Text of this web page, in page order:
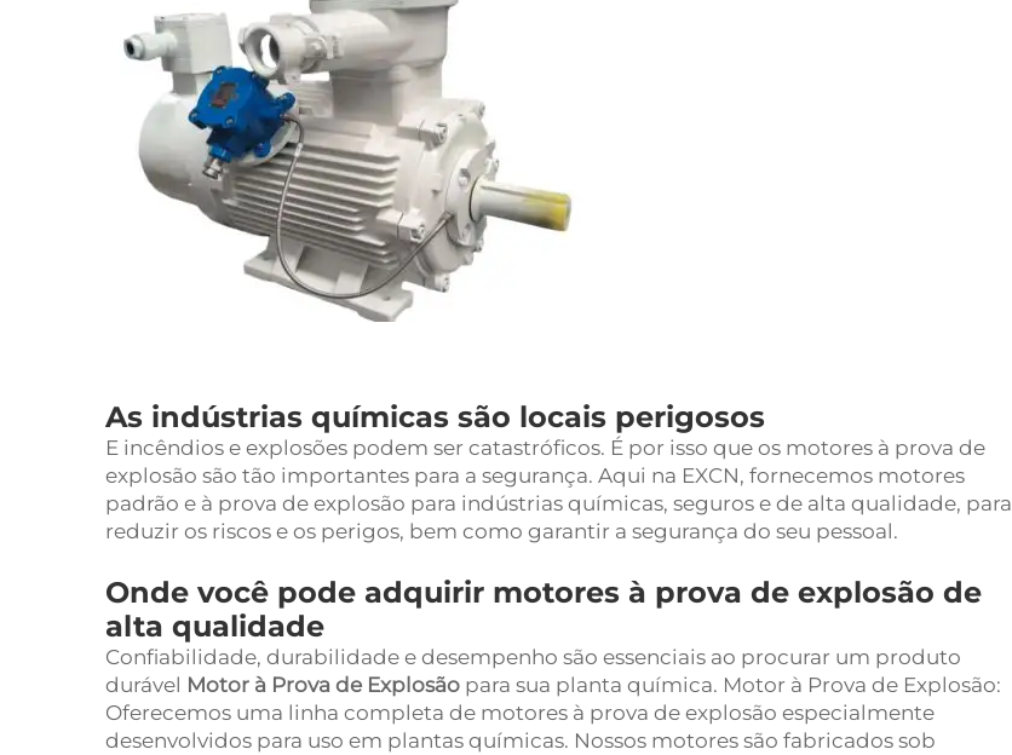
As indústrias químicas são locais perigosos
E incêndios e explosões podem ser catastróficos. É por isso que os motores à prova de
explosão são tão importantes para a segurança. Aqui na EXCN, fornecemos motores
padrão e à prova de explosão para indústrias químicas, seguros e de alta qualidade, para
reduzir os riscos e os perigos, bem como garantir a segurança do seu pessoal.
Onde você pode adquirir motores à prova de explosão de
alta qualidade
Confiabilidade, durabilidade e desempenho são essenciais ao procurar um produto
durável Motor à Prova de Explosão para sua planta química. Motor à Prova de Explosão:
Oferecemos uma linha completa de motores à prova de explosão especialmente
desenvolvidos para uso em plantas químicas. Nossos motores são fabricados sob